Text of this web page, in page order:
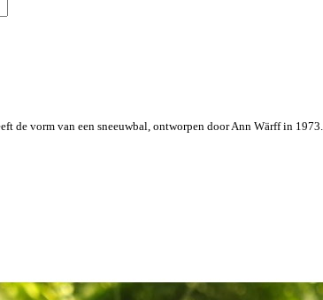
de vorm van een sneeuwbal, ontworpen door Ann Wärff in